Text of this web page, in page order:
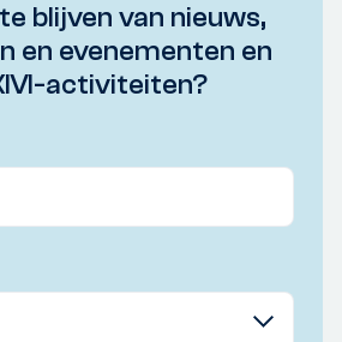
blijven van nieuws,
en evenementen en
activiteiten?